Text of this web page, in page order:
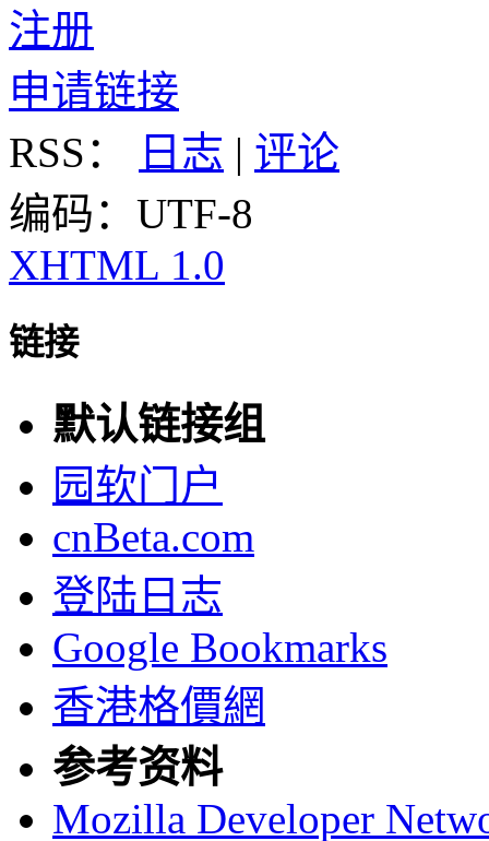
注册
申请链接
RSS：
日志 | 评论
编码：UTF-8
XHTML 1.0
链接
默认链接组
园软门户
cnBeta.com
登陆日志
Google Bookmarks
香港格價網
参考资料
Mozilla Developer